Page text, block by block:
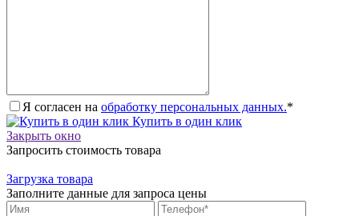
Я согласен на обработку персональных данных.*
Купить в один клик
Закрыть окно
Запросить стоимость товара
Загрузка товара
Заполните данные для запроса цены